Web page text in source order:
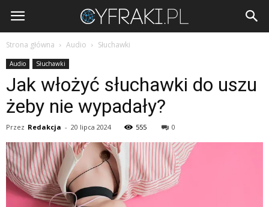
Cyfraki.pl
Strona główna Audio Słuchawki
Audio Słuchawki
Jak włożyć słuchawki do uszu
żeby nie wypadały?
Przez Redakcja - 20 lipca 2024 555 0